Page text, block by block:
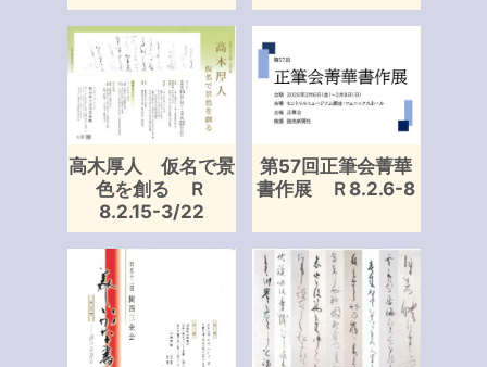
高木厚人 仮名で景
色を創る Ｒ
8.2.15-3/22
第57回正筆会菁華
書作展 Ｒ8.2.6-8